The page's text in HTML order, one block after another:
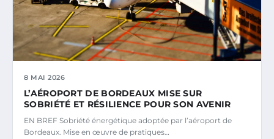
8 MAI 2026
L’AÉROPORT DE BORDEAUX MISE SUR
SOBRIÉTÉ ET RÉSILIENCE POUR SON AVENIR
EN BREF Sobriété énergétique adoptée par l’aéroport de
Bordeaux. Mise en œuvre de pratiques…